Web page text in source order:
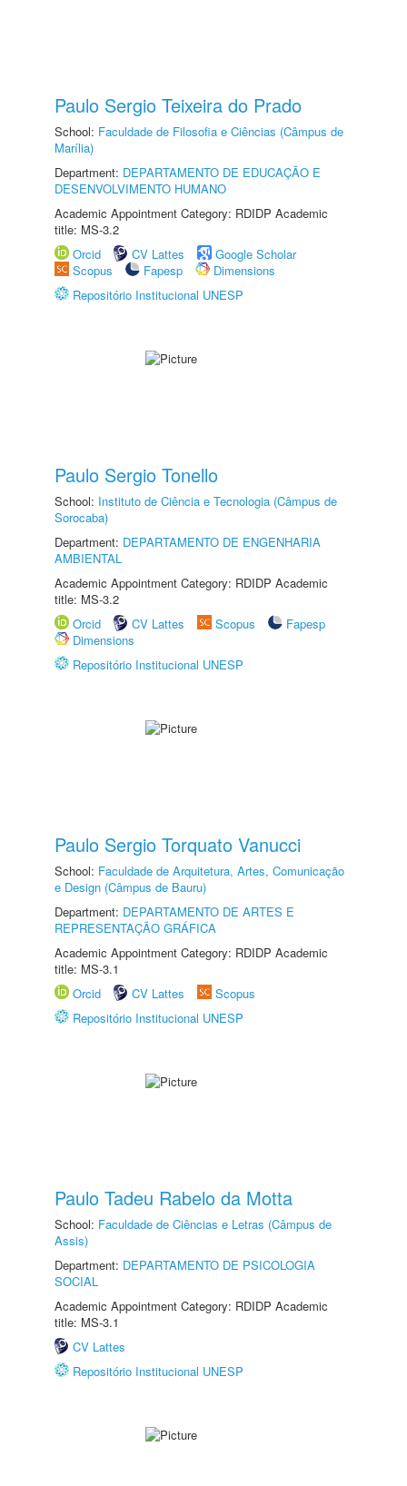
Paulo Sergio Teixeira do Prado
School: Faculdade de Filosofia e Ciências (Câmpus de
Marília)
Department: DEPARTAMENTO DE EDUCAÇÃO E
DESENVOLVIMENTO HUMANO
Academic Appointment Category: RDIDP Academic
title: MS-3.2
Orcid
CV Lattes
Google Scholar
Scopus
Fapesp
Dimensions
Repositório Institucional UNESP
Paulo Sergio Tonello
School: Instituto de Ciência e Tecnologia (Câmpus de
Sorocaba)
Department: DEPARTAMENTO DE ENGENHARIA
AMBIENTAL
Academic Appointment Category: RDIDP Academic
title: MS-3.2
Orcid
CV Lattes Scopus
Fapesp
Dimensions
Repositório Institucional UNESP
Paulo Sergio Torquato Vanucci
School: Faculdade de Arquitetura, Artes, Comunicação
e Design (Câmpus de Bauru)
Department: DEPARTAMENTO DE ARTES E
REPRESENTAÇÃO GRÁFICA
Academic Appointment Category: RDIDP Academic
title: MS-3.1
Orcid
CV Lattes
Scopus
Repositório Institucional UNESP
Paulo Tadeu Rabelo da Motta
School: Faculdade de Ciências e Letras (Câmpus de
Assis)
Department: DEPARTAMENTO DE PSICOLOGIA
SOCIAL
Academic Appointment Category: RDIDP Academic
title: MS-3.1
CV Lattes
Repositório Institucional UNESP